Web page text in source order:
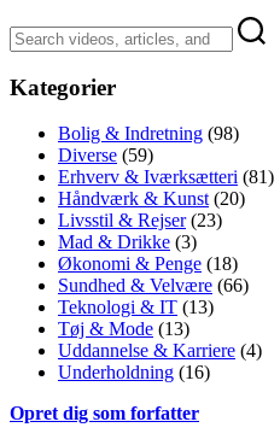
Kategorier
Bolig & Indretning (98)
Diverse (59)
Erhverv & Iværksætteri (81)
Håndværk & Kunst (20)
Livsstil & Rejser(23)
Mad & Drikke (3)
Økonomi & Penge (18)
Sundhed & Velvære (66)
Teknologi & IT (13)
Tøj & Mode (13)
Uddannelse & Karriere (4)
Underholdning (16)
Opret dig som forfatter